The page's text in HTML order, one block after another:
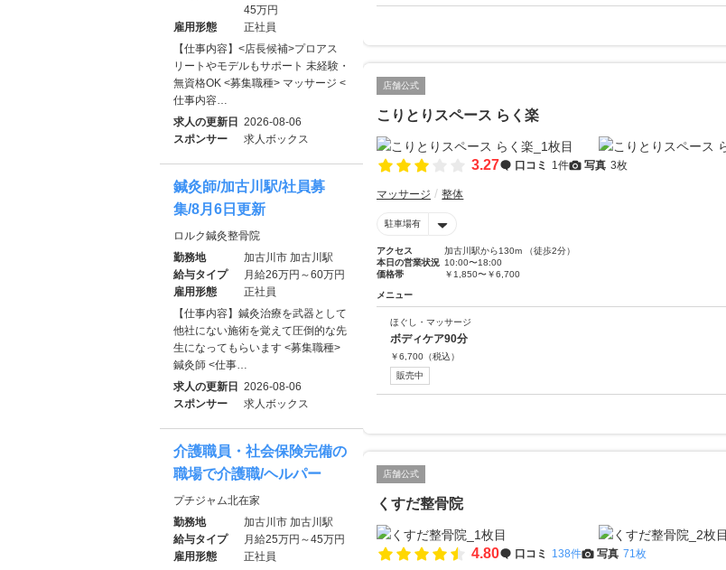
店舗公式
こりとりスペース らく楽
3.27 口コミ 1件 写真 3枚
マッサージ 整体
駐車場有
アクセス
加古川駅から130m （徒歩2分）
本日の営業状況 10:00〜18:00
価格帯
￥1,850〜￥6,700
メニュー
ほぐし・マッサージ
ボディケア90分
￥6,700 （税込）
販売中
店舗公式
くすだ整骨院
4.80 口コミ 138件 写真 71枚
45万円
雇用形態
正社員
【仕事内容】<店長候補>プロアス
リートやモデルもサポート 未経験・
無資格OK <募集職種> マッサージ <
仕事内容…
求人の更新日 2026-08-06
スポンサー
求人ボックス
鍼灸師/加古川駅/社員募
集/8月6日更新
ロルク鍼灸整骨院
勤務地
加古川市 加古川駅
給与タイプ
月給26万円～60万円
雇用形態
正社員
【仕事内容】鍼灸治療を武器として
他社にない施術を覚えて圧倒的な先
生になってもらいます <募集職種>
鍼灸師 <仕事…
求人の更新日 2026-08-06
スポンサー
求人ボックス
介護職員・社会保険完備の
職場で介護職/ヘルパー
プチジャム北在家
勤務地
加古川市 加古川駅
給与タイプ
月給25万円～45万円
雇用形態
正社員